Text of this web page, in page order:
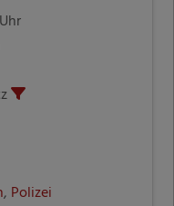
, Polizei